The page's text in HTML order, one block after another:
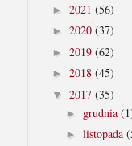
► 2021 (56)
► 2020 (37)
► 2019 (62)
► 2018 (45)
▼ 2017 (35)
► grudnia
► listopada